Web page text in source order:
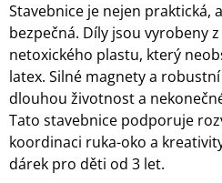
Stavebnice je nejen praktická,
bezpečná. Díly jsou vyrobeny
netoxického plastu, který
latex. Silné magnety a
dlouhou životnost a
Tato stavebnice podporuje
koordinaci ruka-oko a
dárek pro děti od 3 let.